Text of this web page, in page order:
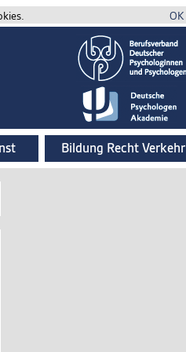
OK
Bildung Recht Verkehr